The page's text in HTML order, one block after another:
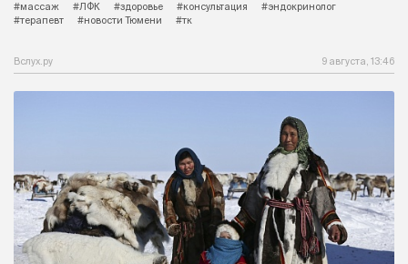
#массаж
#ЛФК #здоровье #консультация
#эндокринолог
#терапевт
#новости Тюмени #тк
Вслух.ру 9 августа, 13:46